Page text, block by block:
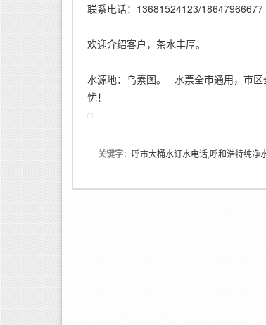
联系电话：13681524123/18647966677
欢迎介绍客户，茶水丰厚。
水源地：乌素图。 水票全市通用，市
忧！
关键字：呼市大桶水订水电话,呼和浩特纯